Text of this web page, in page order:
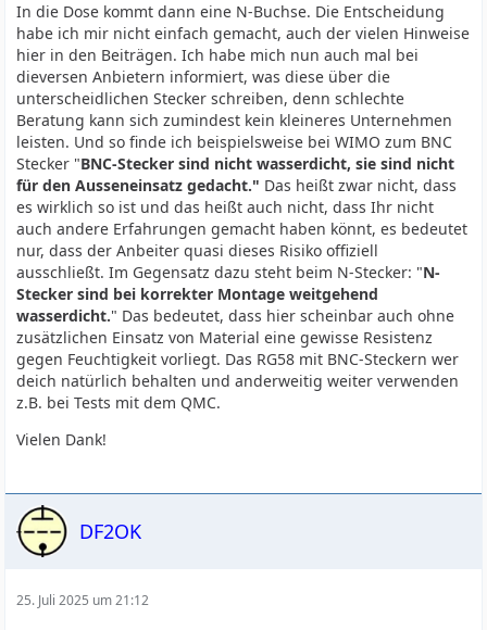
In die Dose kommt dann eine N-Buchse. Die Entscheidung
habe ich mir nicht einfach gemacht, auch der vielen Hinweise
hier in den Beiträgen. Ich habe mich nun auch mal bei
dieversen Anbietern informiert, was diese über die
unterscheidlichen Stecker schreiben, denn schlechte
Beratung kann sich zumindest kein kleineres Unternehmen
leisten. Und so finde ich beispielsweise bei WIMO zum BNC
Stecker "BNC-Stecker sind nicht wasserdicht, sie sind nicht
für den Ausseneinsatz gedacht." Das heißt zwar nicht, dass
es wirklich so ist und das heißt auch nicht, dass Ihr nicht
auch andere Erfahrungen gemacht haben könnt, es bedeutet
nur, dass der Anbeiter quasi dieses Risiko offiziell
ausschließt. Im Gegensatz dazu steht beim N-Stecker: "N-
Stecker sind bei korrekter Montage weitgehend
wasserdicht." Das bedeutet, dass hier scheinbar auch ohne
zusätzlichen Einsatz von Material eine gewisse Resistenz
gegen Feuchtigkeit vorliegt. Das RG58 mit BNC-Steckern wer
deich natürlich behalten und anderweitig weiter verwenden
z.B. bei Tests mit dem QMC.
Vielen Dank!
DF2OK
25. Juli 2025 um 21:12